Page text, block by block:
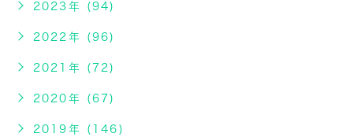
2023年 (94)
2022年 (96)
2021年 (72)
2020年 (67)
2019年 (146)